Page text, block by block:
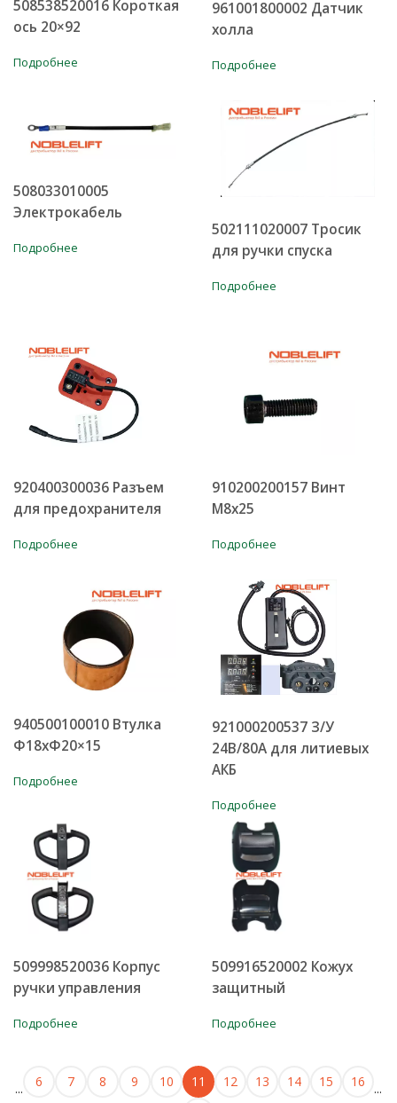
508538520016 Короткая
ось 20×92
Подробнее
961001800002 Датчик
холла
Подробнее
508033010005
Электрокабель
Подробнее
502111020007 Тросик
для ручки спуска
Подробнее
920400300036 Разъем
для предохранителя
Подробнее
910200200157 Винт
M8x25
Подробнее
940500100010 Втулка
Φ18xΦ20×15
Подробнее
921000200537 З/У
24В/80А для литиевых
АКБ
Подробнее
509998520036 Корпус
ручки управления
Подробнее
509916520002 Кожух
защитный
Подробнее
... 6 7 8 9 10 11 12 13 14 15 16
...